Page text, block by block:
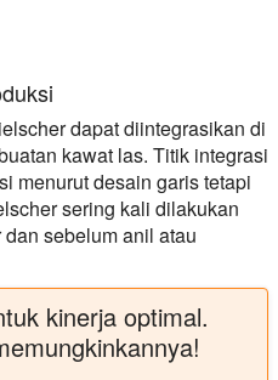
dapat diintegrasikan di
kawat las. Titik integrasi
menurut desain garis tetapi
sering kali dilakukan
sebelum anil atau
kinerja optimal.